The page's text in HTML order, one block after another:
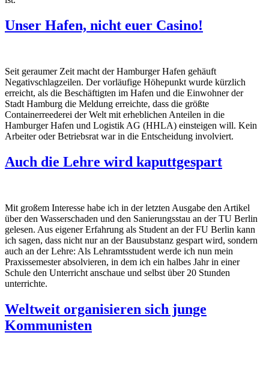
Unser Hafen, nicht euer Casino!
Seit geraumer Zeit macht der Hamburger Hafen gehäuft
Negativschlagzeilen. Der vorläufige Höhepunkt wurde kürzlich
erreicht, als die Beschäftigten im Hafen und die Einwohner der
Stadt Hamburg die Meldung erreichte, dass die größte
Containerreederei der Welt mit erheblichen Anteilen in die
Hamburger Hafen und Logistik AG (HHLA) einsteigen will. Kein
Arbeiter oder Betriebsrat war in die Entscheidung involviert.
Auch die Lehre wird kaputtgespart
Mit großem Interesse habe ich in der letzten Ausgabe den Artikel
über den Wasserschaden und den Sanierungsstau an der TU Berlin
gelesen. Aus eigener Erfahrung als Student an der FU Berlin kann
ich sagen, dass nicht nur an der Bausubstanz gespart wird, sondern
auch an der Lehre: Als Lehramtsstudent werde ich nun mein
Praxissemester absolvieren, in dem ich ein halbes Jahr in einer
Schule den Unterricht anschaue und selbst über 20 Stunden
unterrichte.
Weltweit organisieren sich junge
Kommunisten